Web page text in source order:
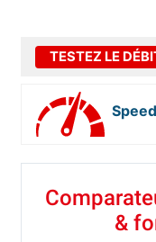
TESTEZ LE
&